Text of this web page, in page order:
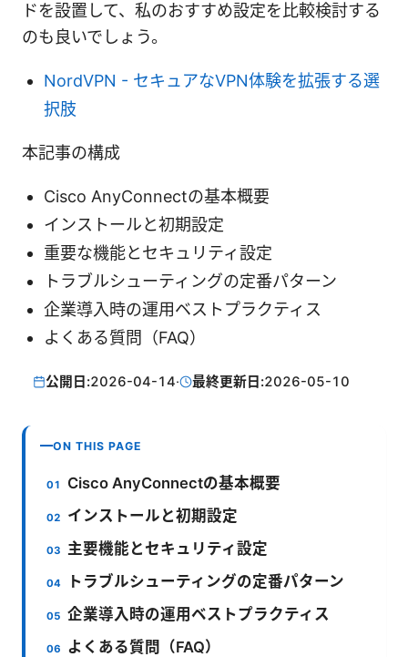
ドを設置して、私のおすすめ設定を比較検討する
のも良いでしょう。
NordVPN - セキュアなVPN体験を拡張する選
択肢
本記事の構成
Cisco AnyConnectの基本概要
インストールと初期設定
重要な機能とセキュリティ設定
トラブルシューティングの定番パターン
企業導入時の運用ベストプラクティス
よくある質問（FAQ）
公開日:2026-04-14· 最終更新日:2026-05-10
ON THIS PAGE
Cisco AnyConnectの基本概要
インストールと初期設定
主要機能とセキュリティ設定
トラブルシューティングの定番パターン
企業導入時の運用ベストプラクティス
よくある質問（FAQ）